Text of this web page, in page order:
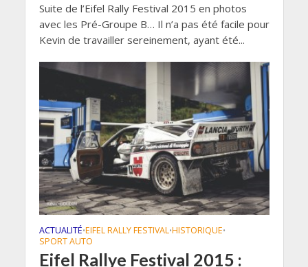
Suite de l’Eifel Rally Festival 2015 en photos
avec les Pré-Groupe B… Il n’a pas été facile pour
Kevin de travailler sereinement, ayant été...
ACTUALITÉ•EIFEL RALLY FESTIVAL•HISTORIQUE•
SPORT AUTO
Eifel Rallye Festival 2015 :